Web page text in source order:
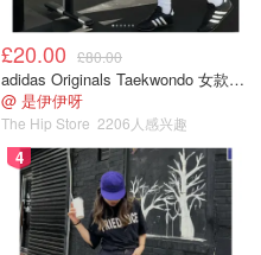
£20.00 £80.00
adidas Originals Taekwondo 女款黑色运动鞋
@ 是伊伊呀
The Hip Store 2206人感兴趣
4